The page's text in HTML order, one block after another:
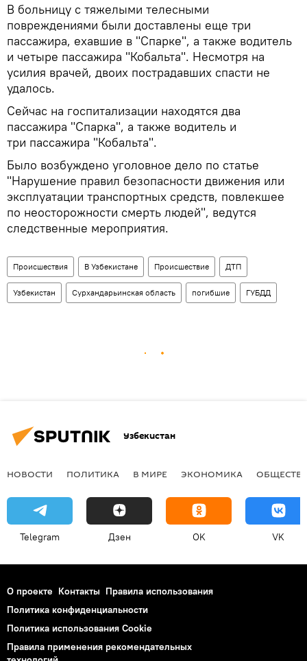
В больницу с тяжелыми телесными
повреждениями были доставлены еще три
пассажира, ехавшие в "Спарке", а также водитель
и четыре пассажира "Кобальта". Несмотря на
усилия врачей, двоих пострадавших спасти не
удалось.
Сейчас на госпитализации находятся два
пассажира "Спарка", а также водитель и
три пассажира "Кобальта".
Было возбуждено уголовное дело по статье
"Нарушение правил безопасности движения или
эксплуатации транспортных средств, повлекшее
по неосторожности смерть людей", ведутся
следственные мероприятия.
Происшествия В Узбекистане Происшествие ДТП
Узбекистан Сурхандарьинская область погибшие ГУБДД
Узбекистан
НОВОСТИ ПОЛИТИКА В МИРЕ ЭКОНОМИКА
Telegram Дзен OK VK
О проекте Контакты Правила использования
Политика конфиденциальности
Политика использования Cookie
Правила применения рекомендательных